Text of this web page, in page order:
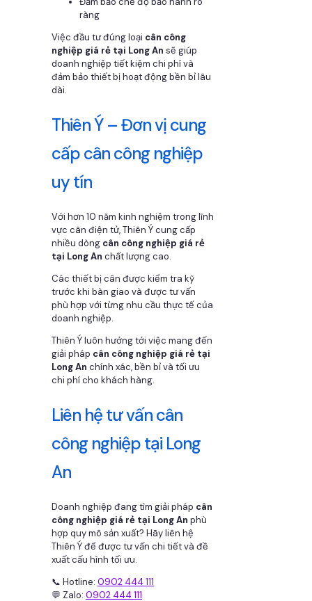
ràng
Việc đầu tư đúng loại cân công
nghiệp giá rẻ tại Long An sẽ giúp
doanh nghiệp tiết kiệm chi phí và
đảm bảo thiết bị hoạt động bền bỉ lâu
dài.
Thiên Ý – Đơn vị cung
cấp cân công nghiệp
uy tín
Với hơn 10 năm kinh nghiệm trong lĩnh
vực cân điện tử, Thiên Ý cung cấp
nhiều dòng cân công nghiệp giá rẻ
tại Long An chất lượng cao.
Các thiết bị cân được kiểm tra kỹ
trước khi bàn giao và được tư vấn
phù hợp với từng nhu cầu thực tế của
doanh nghiệp.
Thiên Ý luôn hướng tới việc mang đến
giải pháp cân công nghiệp giá rẻ tại
Long An chính xác, bền bỉ và tối ưu
chi phí cho khách hàng.
Liên hệ tư vấn cân
công nghiệp tại Long
An
Doanh nghiệp đang tìm giải pháp cân
công nghiệp giá rẻ tại Long An phù
hợp quy mô sản xuất? Hãy liên hệ
Thiên Ý để được tư vấn chi tiết và đề
xuất cấu hình tối ưu.
📞 Hotline: 0902 444 111
💬 Zalo: 0902 444 111